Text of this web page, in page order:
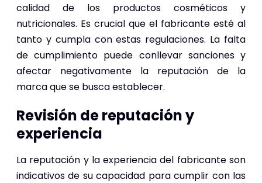
calidad de los productos cosméticos y
nutricionales. Es crucial que el fabricante esté al
tanto y cumpla con estas regulaciones. La falta
de cumplimiento puede conllevar sanciones y
afectar negativamente la reputación de la
marca que se busca establecer.
Revisión de reputación y
experiencia
La reputación y la experiencia del fabricante son
indicativos de su capacidad para cumplir con las